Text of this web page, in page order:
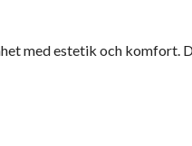
med estetik och komfort.